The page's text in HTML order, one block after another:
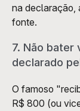
na declaração,
fonte.
7. Não bater
declarado
O famoso
R$ 800 (ou